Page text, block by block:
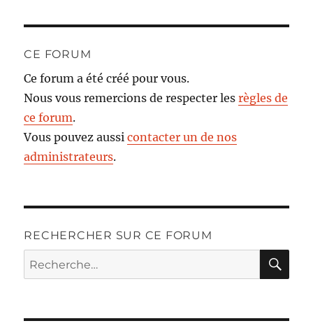
CE FORUM
Ce forum a été créé pour vous.
Nous vous remercions de respecter lesrègles de
ce forum.
Vous pouvez aussicontacter un de nos
administrateurs.
RECHERCHER SUR CE FORUM
Recherche
pour :